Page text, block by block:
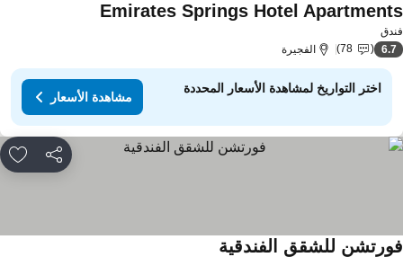
Emirates Springs Hotel
6.7
78 الفجيرة
اختر التواريخ لمشاهدة الأسعار المحددة
مشاهدة الأسعار
مشاركة
للشقق الفندقية